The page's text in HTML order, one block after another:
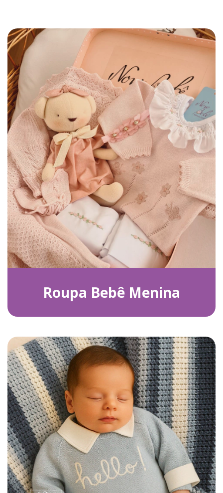
Roupa Bebê Menina